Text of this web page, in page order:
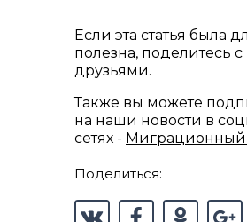
Если эта статья была
полезна, поделитесь с
друзьями.
Также вы можете
на наши новости в
сетях -
Поделиться: